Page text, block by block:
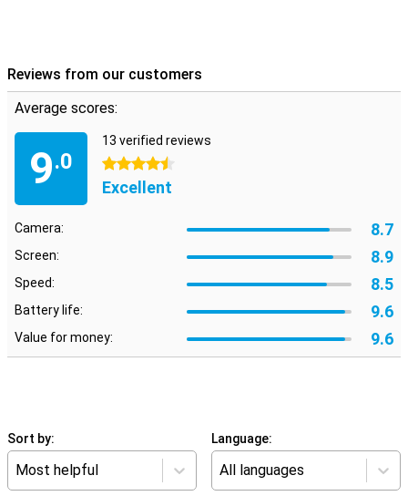
Reviews from our customers
Average scores:
9.0
13 verified reviews
4.5 stars
Excellent
Camera: 8.7
Screen: 8.9
Speed: 8.5
Battery life: 9.6
Value for money: 9.6
Sort by:
Most helpful
Language:
All languages